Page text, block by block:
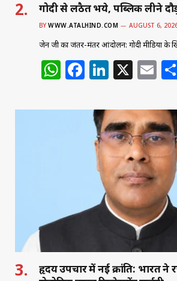
गोदी से लठैत भये, पब्लिक लीने
BY WWW.ATALHIND.COM AUGUST 6,
जेन जी का जंतर-मंतर आंदोलन: गोदी मीडिया
W
at
F
c
e
b
o
k
Li
k
e
dI
n
X E
ai
l
हृदय उपचार में नई क्रांति: भारत ने